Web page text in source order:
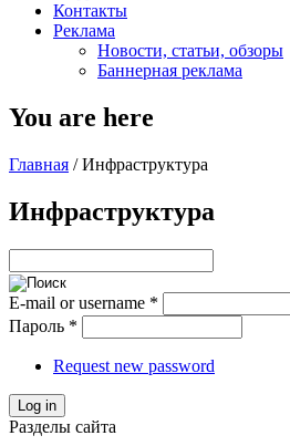
Контакты
Реклама
Новости, статьи, обзоры
Баннерная реклама
You are here
Главная / Инфраструктура
Инфраструктура
E-mail or username *
Пароль *
Request new password
Log in
Разделы сайта